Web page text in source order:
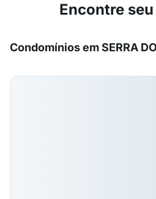
Encontre
Condomínios em SERRA